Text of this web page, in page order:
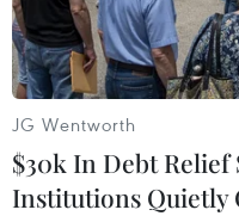
JG Wentworth
$30k In Debt Relief
Institutions Quietly